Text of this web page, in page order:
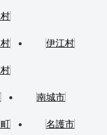
伊江村
南城市
名護市